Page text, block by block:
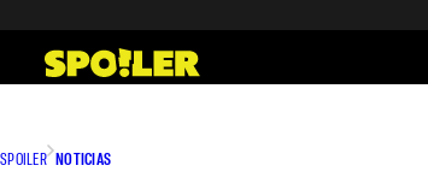
contenido
SPOILER NOTICIAS